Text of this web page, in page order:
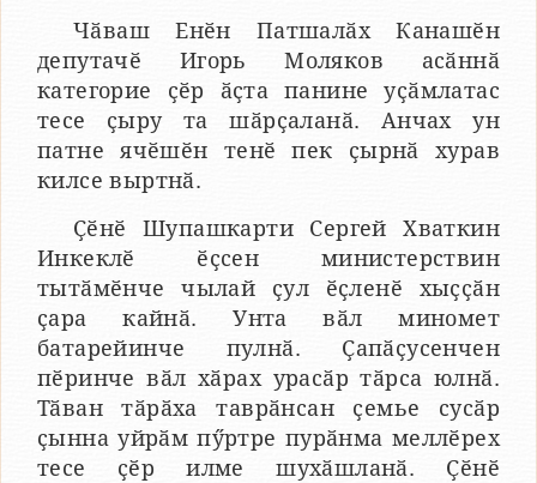
Чӑваш Енӗн Патшалӑх Канашӗн
депутачӗ Игорь Моляков асӑннӑ
категорие ҫӗр ӑҫта панине уҫӑмлатас
тесе ҫыру та шӑрҫаланӑ. Анчах ун
патне ячӗшӗн тенӗ пек ҫырнӑ хурав
килсе выртнӑ.
Ҫӗнӗ Шупашкарти Сергей Хваткин
Инкеклӗ ӗҫсен министерствин
тытӑмӗнче чылай ҫул ӗҫленӗ хыҫҫӑн
ҫара кайнӑ. Унта вӑл миномет
батарейинче пулнӑ. Ҫапӑҫусенчен
пӗринче вӑл хӑрах урасӑр тӑрса юлнӑ.
Тӑван тӑрӑха таврӑнсан ҫемье сусӑр
ҫынна уйрӑм пӳртре пурӑнма меллӗрех
тесе ҫӗр илме шухӑшланӑ. Ҫӗнӗ